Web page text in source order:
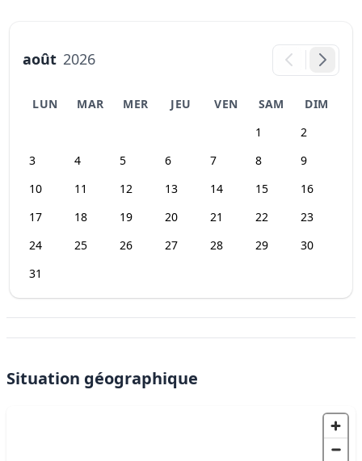
août 2026
LUN MAR MER JEU VEN SAM
DIM
1
2
3
4 5 6 7 8
9
10
11 12 13 14 15
16
17
18 19 20 21 22
23
24
25 26 27 28 29
30
31
Situation géographique